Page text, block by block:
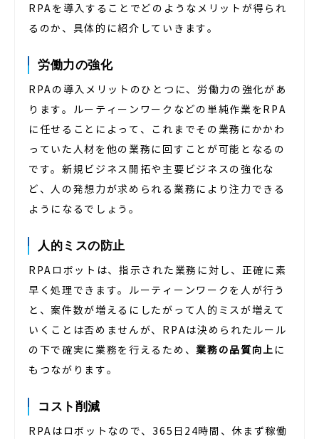
RPAを導入することでどのようなメリットが得られ
るのか、具体的に紹介していきます。
労働力の強化
RPAの導入メリットのひとつに、労働力の強化があ
ります。ルーティーンワークなどの単純作業をRPA
に任せることによって、これまでその業務にかかわ
っていた人材を他の業務に回すことが可能となるの
です。新規ビジネス開拓や主要ビジネスの強化な
ど、人の発想力が求められる業務により注力できる
ようになるでしょう。
人的ミスの防止
RPAロボットは、指示された業務に対し、正確に素
早く処理できます。ルーティーンワークを人が行う
と、案件数が増えるにしたがって人的ミスが増えて
いくことは否めませんが、RPAは決められたルール
の下で確実に業務を行えるため、業務の品質向上 に
もつながります。
コスト削減
RPAはロボットなので、365日24時間、休まず稼働